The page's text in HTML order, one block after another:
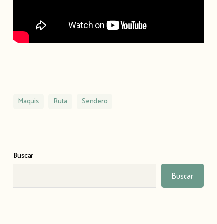
Maquis Ruta Sendero
Buscar
Buscar